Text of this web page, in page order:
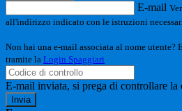
E-mail
all'indirizzo indicato con le istruzioni
Non hai una e-mail associata al nome utente?
tramite la Login Spaggiari
E-mail inviata, si prega di controllare la